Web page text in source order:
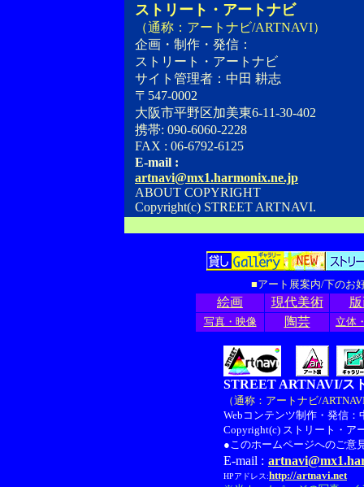
ストリート・アートナビ
（通称：アートナビ/ARTNAVI）
企画・制作・発信：
ストリート・アートナビ
サイト管理者：中田 耕志
〒547-0002
大阪市平野区加美東6-11-30-402
携帯: 090-6060-2228
FAX : 06-6792-6125
E-mail :
artnavi@mx1.harmonix.ne.jp
ABOUT COPYRIGHT
Copyright(c) STREET ARTNAVI.
■アート展案内/下のお
絵画 現代美術
写真・映像 陶芸 立体
STREET ARTNAVI/ス
（通称：アートナビ/
Webコンテンツ制作・発信：
Copyright(c) ストリート・ア
●このホームページへのご意
E-mail :
HPアドレス:http://artnavi.net